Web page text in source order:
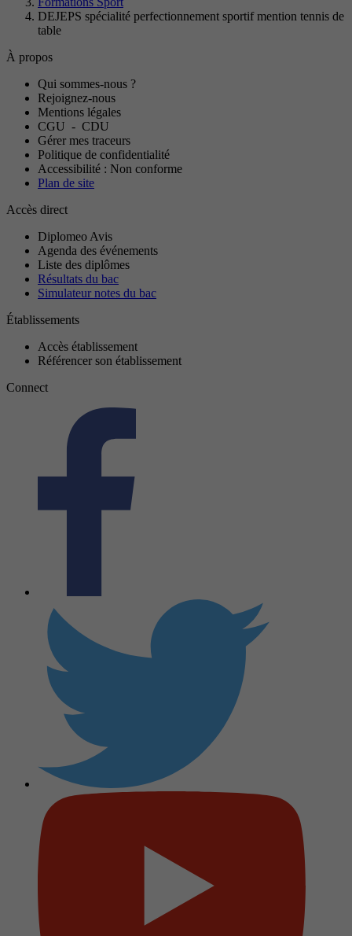
DEJEPS spécialité perfectionnement sportif mention tennis de
table
À propos
Qui sommes-nous ?
Rejoignez-nous
Mentions légales
CGU - CDU
Gérer mes traceurs
Politique de confidentialité
Accessibilité : Non conforme
Plan de site
Accès direct
Diplomeo Avis
Agenda des événements
Liste des diplômes
Résultats du bac
Simulateur notes du bac
Établissements
Accès établissement
Référencer son établissement
Connect